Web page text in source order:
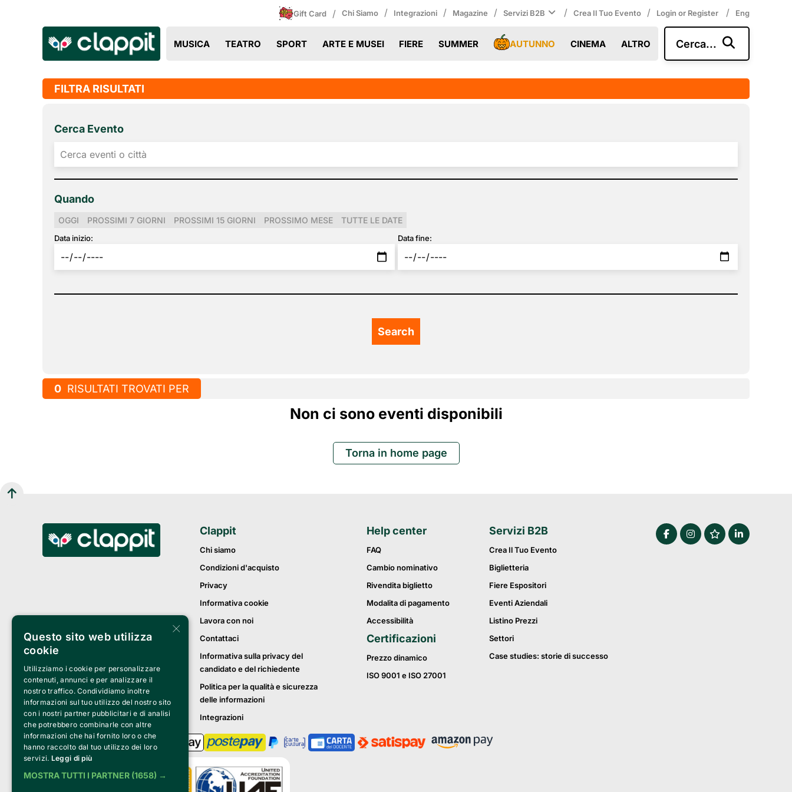
Gift Card / Chi Siamo / Integrazioni / Magazine / Servizi B2B / Crea Il Tuo Evento / Login or Register / Eng
MUSICA TEATRO SPORT ARTE E MUSEI FIERE SUMMER AUTUNNO CINEMA ALTRO Cerca...
FILTRA RISULTATI
Cerca Evento
Quando
OGGI PROSSIMI 7 GIORNI PROSSIMI 15 GIORNI PROSSIMO MESE TUTTE LE DATE
Data inizio: Data fine:
0 RISULTATI TROVATI PER
Non ci sono eventi disponibili
Torna in home page
Clappit
Chi siamo
Condizioni d'acquisto
Privacy
Informativa cookie
Lavora con noi
Contattaci
Informativa sulla privacy del
candidato e del richiedente
Politica per la qualità e sicurezza
delle informazioni
Integrazioni
Help center
FAQ
Cambio nominativo
Rivendita biglietto
Modalita di pagamento
Accessibilità
Certificazioni
Prezzo dinamico
ISO 9001 e ISO 27001
Servizi B2B
Crea Il Tuo Evento
Biglietteria
Fiere Espositori
Eventi Aziendali
Listino Prezzi
Settori
Case studies: storie di successo
×
Questo sito web utilizza
cookie
Utilizziamo i cookie per personalizzare
contenuti, annunci e per analizzare il
nostro traffico. Condividiamo inoltre
informazioni sul tuo utilizzo del nostro sito
con i nostri partner pubblicitari e di analisi
che potrebbero combinarle con altre
informazioni che hai fornito loro o che
hanno raccolto dal tuo utilizzo dei loro
servizi. Leggi di più
MOSTRA TUTTI I PARTNER (1658) →